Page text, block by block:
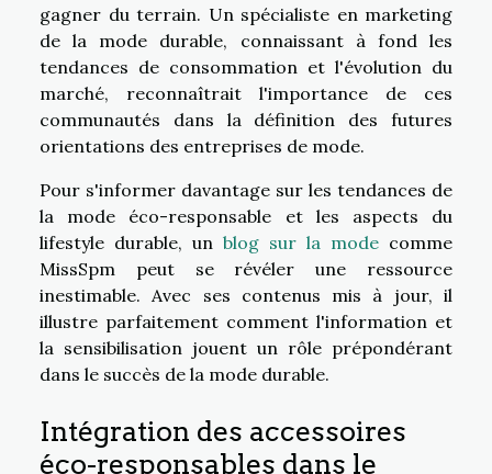
gagner du terrain. Un spécialiste en marketing
de la mode durable, connaissant à fond les
tendances de consommation et l'évolution du
marché, reconnaîtrait l'importance de ces
communautés dans la définition des futures
orientations des entreprises de mode.
Pour s'informer davantage sur les tendances de
la mode éco-responsable et les aspects du
lifestyle durable, un blog sur la mode comme
MissSpm peut se révéler une ressource
inestimable. Avec ses contenus mis à jour, il
illustre parfaitement comment l'information et
la sensibilisation jouent un rôle prépondérant
dans le succès de la mode durable.
Intégration des accessoires
éco-responsables dans le